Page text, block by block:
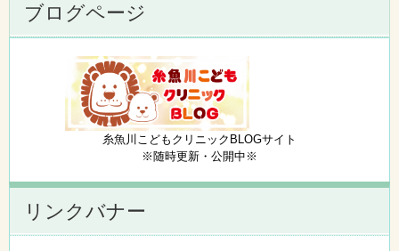
ブログページ
糸魚川こどもクリニックBLOGサイト
※随時更新・公開中※
リンクバナー